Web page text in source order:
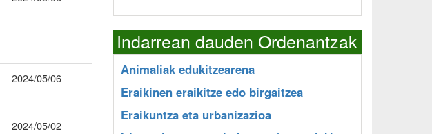
2024/05/06
2024/05/02
Indarrean dauden Ordenantzak
Animaliak edukitzearena
Eraikinen eraikitze edo birgaitzea
Eraikuntza eta urbanizazioa